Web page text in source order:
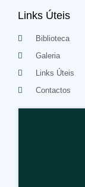
Links Úteis
Biblioteca
Galeria
Links Úteis
Contactos